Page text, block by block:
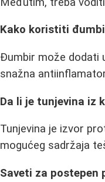
Kako koristiti
Đumbir može dodati
snažna
Da li je tunjevina iz
Tunjevina je izvor
mogućeg sadržaja
Saveti za postepen